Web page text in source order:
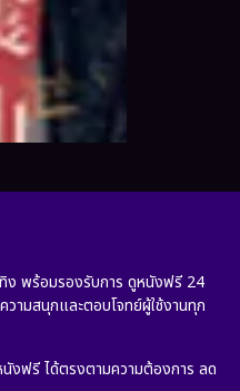
ง พร้อมรองรับการ ดูหนังฟรี 24
ามสนุกและตอบโจทย์ผู้ใช้งานทุก
งฟรี ได้ตรงตามความต้องการ ลด